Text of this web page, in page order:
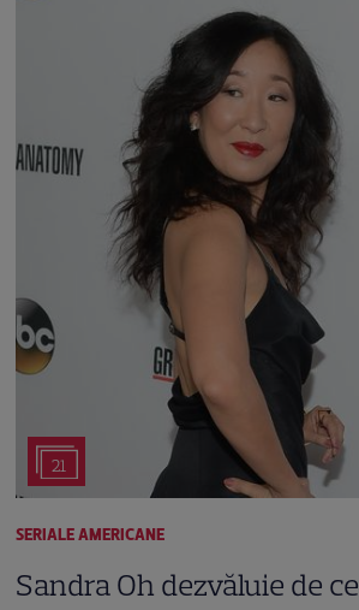
21
SERIALE AMERICANE
Sandra Oh dezvăluie de